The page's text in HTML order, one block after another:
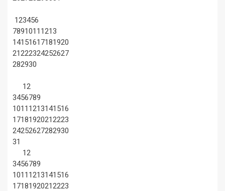
123456
7891011 1213
14151617181920
21222324252627
282930
12
3456789
1011 1213141516
17181920212223
24252627282930
31
12
3456789
1011 1213141516
17181920212223